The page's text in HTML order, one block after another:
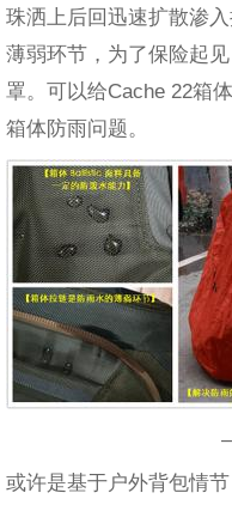
珠洒上后回迅速扩散渗
薄弱环节，为了保险起
罩。可以给Cache 22箱
箱体防雨问题。
或许是基于户外背包情